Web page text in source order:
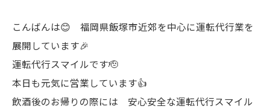
こんばんは😊 福岡県飯塚市近郊を中心に運転代行業を
展開しています🎉
運転代行スマイルです🫡
本日も元気に営業しています👍
飲酒後のお帰りの際には 安心安全な運転代行スマイル